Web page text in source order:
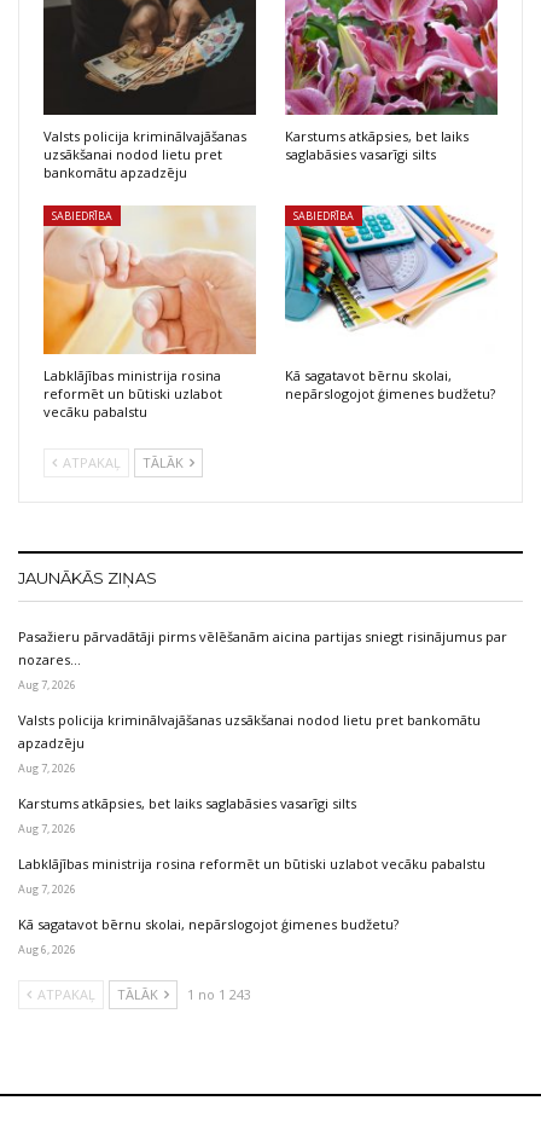
Valsts policija kriminālvajāšanas
uzsākšanai nodod lietu pret
bankomātu apzadzēju
Karstums atkāpsies, bet laiks
saglabāsies vasarīgi silts
SABIEDRĪBA
Labklājības ministrija rosina
reformēt un būtiski uzlabot
vecāku pabalstu
SABIEDRĪBA
Kā sagatavot bērnu skolai,
nepārslogojot ģimenes budžetu?
ATPAKAĻ TĀLĀK
JAUNĀKĀS ZIŅAS
Pasažieru pārvadātāji pirms vēlēšanām aicina partijas sniegt risinājumus par
nozares…
Aug 7, 2026
Valsts policija kriminālvajāšanas uzsākšanai nodod lietu pret bankomātu
apzadzēju
Aug 7, 2026
Karstums atkāpsies, bet laiks saglabāsies vasarīgi silts
Aug 7, 2026
Labklājības ministrija rosina reformēt un būtiski uzlabot vecāku pabalstu
Aug 7, 2026
Kā sagatavot bērnu skolai, nepārslogojot ģimenes budžetu?
Aug 6, 2026
ATPAKAĻ TĀLĀK 1 no 1 243